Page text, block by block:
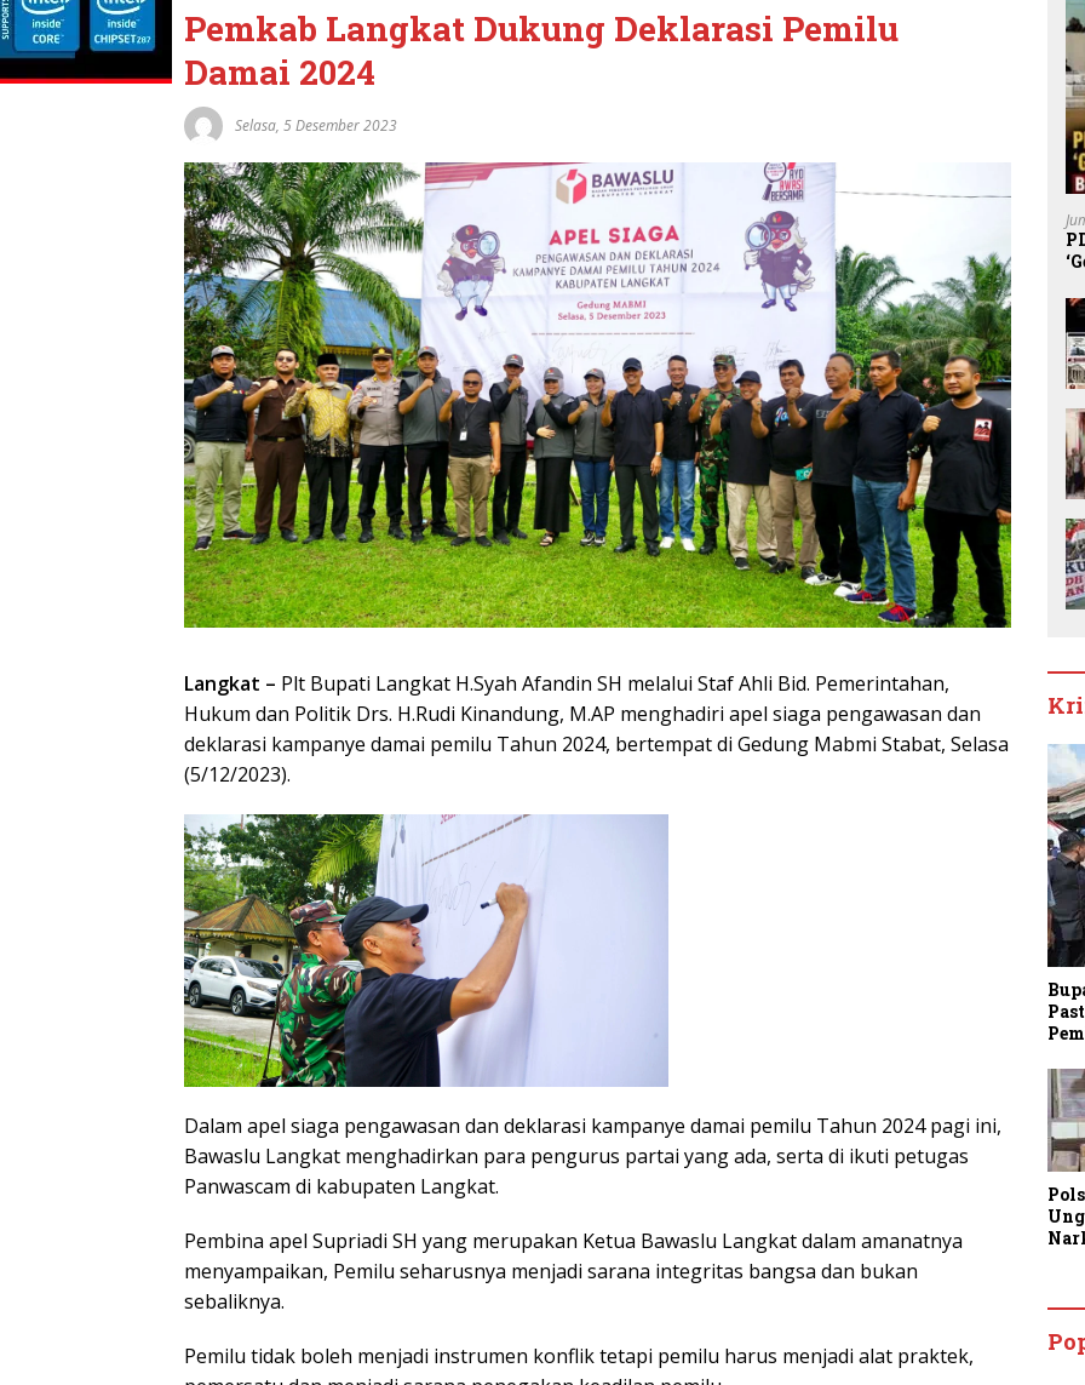
Pemkab Langkat Dukung Deklarasi Pemilu
Damai 2024
Selasa, 5 Desember 2023
Langkat – Plt Bupati Langkat H.Syah Afandin SH melalui Staf Ahli Bid. Pemerintahan,
Hukum dan Politik Drs. H.Rudi Kinandung, M.AP menghadiri apel siaga pengawasan dan
deklarasi kampanye damai pemilu Tahun 2024, bertempat di Gedung Mabmi Stabat, Selasa
(5/12/2023).
Dalam apel siaga pengawasan dan deklarasi kampanye damai pemilu Tahun 2024 pagi ini,
Bawaslu Langkat menghadirkan para pengurus partai yang ada, serta di ikuti petugas
Panwascam di kabupaten Langkat.
Pembina apel Supriadi SH yang merupakan Ketua Bawaslu Langkat dalam amanatnya
menyampaikan, Pemilu seharusnya menjadi sarana integritas bangsa dan bukan
sebaliknya.
Pemilu tidak boleh menjadi instrumen konflik tetapi pemilu harus menjadi alat praktek,